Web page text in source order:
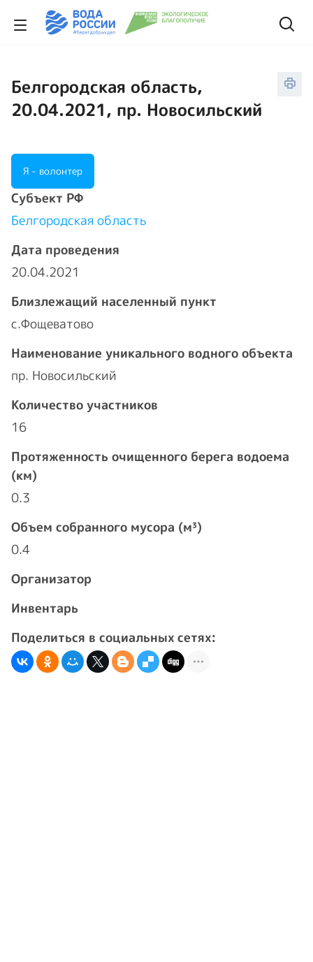
Белгородская область,
20.04.2021, пр. Новосильский
Я - волонтер
Cубъект РФ
Белгородская область
Дата проведения
20.04.2021
Близлежащий населенный пункт
с.Фощеватово
Наименование уникального водного объекта
пр. Новосильский
Количество участников
16
Протяженность очищенного берега водоема
(км)
0.3
Объем собранного мусора (м³)
0.4
Организатор
Инвентарь
Поделиться в социальных сетях: